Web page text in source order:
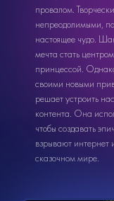
провалом.
непреодолимыми,
настоящее чудо.
мечта стать
принцессой.
своими новыми
решает устроить
контента. Она
чтобы создавать
взрывают интернет
сказочном мире.